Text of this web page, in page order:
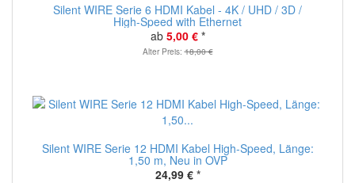
Silent WIRE Serie 6 HDMI Kabel - 4K / UHD / 3D /
High-Speed with Ethernet
ab 5,00 € *
Alter Preis:18,00 €
Silent WIRE Serie 12 HDMI Kabel High-Speed, Länge:
1,50 m, Neu in OVP
24,99 € *